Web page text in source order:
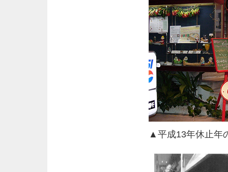
▲平成13年休止年